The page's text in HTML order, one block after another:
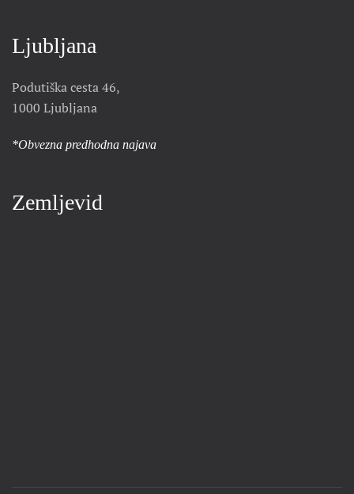
Ljubljana
Podutiška cesta 46,
1000 Ljubljana
*Obvezna predhodna najava
Zemljevid